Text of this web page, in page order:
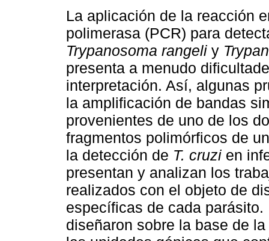
La aplicación de la reacción
polimerasa (PCR) para
Trypanosoma rangeli y
presenta a menudo
interpretación. Así, algunas
la amplificación de bandas
provenientes de uno de los
fragmentos polimórficos de
la detección de T. cruzi en
presentan y analizan los
realizados con el objeto de
específicas de cada
diseñaron sobre la base de